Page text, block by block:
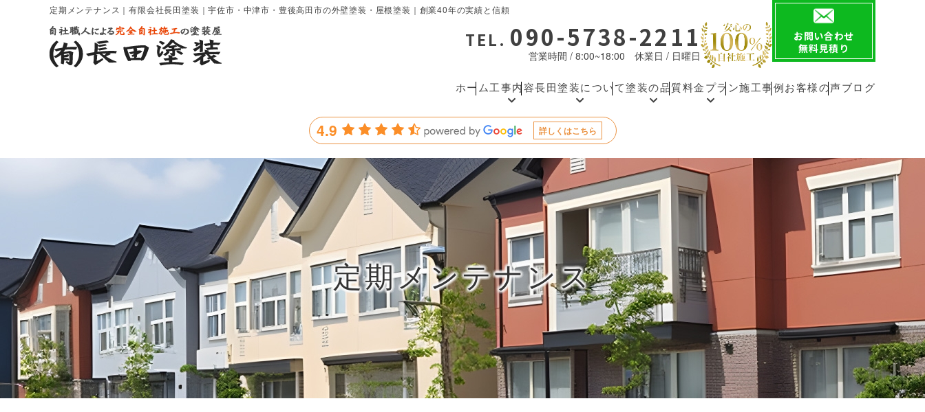
定期メンテナンス｜有限会社長田塗装｜宇佐市・中津市・豊後高田市の外壁塗装・屋根塗装｜創業40年の実績と信頼
TEL. 090-5738-2211
営業時間 / 8:00~18:00 休業日 / 日曜日
お問い合わせ
無料見積り
ホーム 工事内容長田塗装について塗装の品質料金プラン施工事例 お客様の声ブログ
4.9 詳しくはこちら
定期メンテナンス